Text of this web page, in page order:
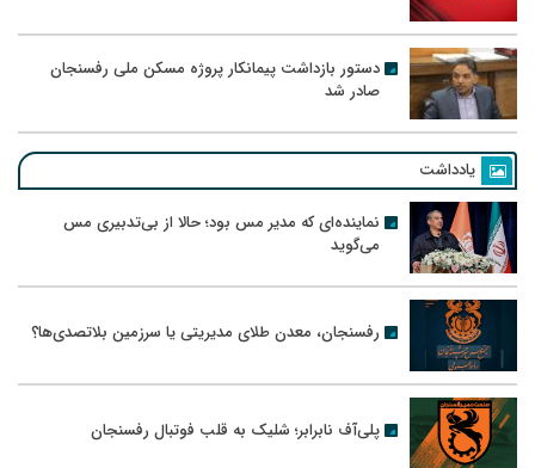
دستور بازداشت پیمانکار پروژه مسکن ملی رفسنجان
صادر شد
یادداشت
نماینده‌ای که مدیر مس بود؛ حالا از بی‌تدبیری مس
می‌گوید
رفسنجان، معدن طلای مدیریتی یا سرزمین بلاتصدی‌ها؟
پلی‌آف نابرابر؛ شلیک به قلب فوتبال رفسنجان